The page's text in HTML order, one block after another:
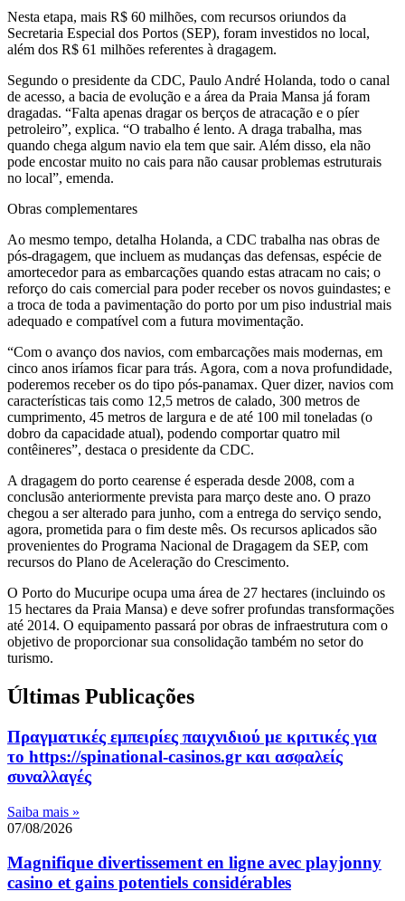
Nesta etapa, mais R$ 60 milhões, com recursos oriundos da
Secretaria Especial dos Portos (SEP), foram investidos no local,
além dos R$ 61 milhões referentes à dragagem.
Segundo o presidente da CDC, Paulo André Holanda, todo o canal
de acesso, a bacia de evolução e a área da Praia Mansa já foram
dragadas. “Falta apenas dragar os berços de atracação e o píer
petroleiro”, explica. “O trabalho é lento. A draga trabalha, mas
quando chega algum navio ela tem que sair. Além disso, ela não
pode encostar muito no cais para não causar problemas estruturais
no local”, emenda.
Obras complementares
Ao mesmo tempo, detalha Holanda, a CDC trabalha nas obras de
pós-dragagem, que incluem as mudanças das defensas, espécie de
amortecedor para as embarcações quando estas atracam no cais; o
reforço do cais comercial para poder receber os novos guindastes; e
a troca de toda a pavimentação do porto por um piso industrial mais
adequado e compatível com a futura movimentação.
“Com o avanço dos navios, com embarcações mais modernas, em
cinco anos iríamos ficar para trás. Agora, com a nova profundidade,
poderemos receber os do tipo pós-panamax. Quer dizer, navios com
características tais como 12,5 metros de calado, 300 metros de
cumprimento, 45 metros de largura e de até 100 mil toneladas (o
dobro da capacidade atual), podendo comportar quatro mil
contêineres”, destaca o presidente da CDC.
A dragagem do porto cearense é esperada desde 2008, com a
conclusão anteriormente prevista para março deste ano. O prazo
chegou a ser alterado para junho, com a entrega do serviço sendo,
agora, prometida para o fim deste mês. Os recursos aplicados são
provenientes do Programa Nacional de Dragagem da SEP, com
recursos do Plano de Aceleração do Crescimento.
O Porto do Mucuripe ocupa uma área de 27 hectares (incluindo os
15 hectares da Praia Mansa) e deve sofrer profundas transformações
até 2014. O equipamento passará por obras de infraestrutura com o
objetivo de proporcionar sua consolidação também no setor do
turismo.
Últimas Publicações
Πραγματικές εμπειρίες παιχνιδιού με κριτικές για
το https://spinational-casinos.gr και ασφαλείς
συναλλαγές
Saiba mais »
07/08/2026
Magnifique divertissement en ligne avec playjonny
casino et gains potentiels considérables